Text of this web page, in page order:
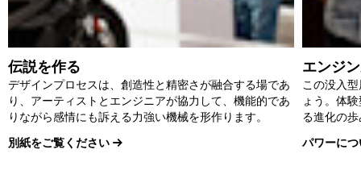
伝説を作る
デザインプロセスは、創造性と精密さが融合する場であ
り、アーティストとエンジニアが協力して、機能的であ
りながら感情にも訴える力強い機械を形作ります。
別紙をご覧ください
エンジ
この没入
ょう。体
る進化の
パワーに